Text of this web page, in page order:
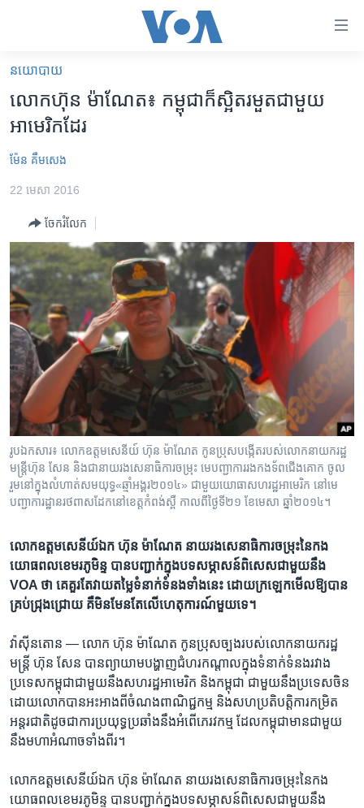
គេហទំព័រ​
ទាក់ទង
និង​
ចូល​
ទំព័រ​
ម្តង
រំលង​
និង​
ចូល​
ទៅ​
ទំព័រ​
រចនា
សម្ព័ន្ធ​
រំលង​
និង​
ទៅ​
កាន់​
ទំព័រ​
រក
អន្តរជាតិ
កម្ពុជាច្នៃប្រតិដ្ឋ
ព្រឹត្តិការណ៍ព័ត៌មាន
ទូរទស្សន៍ / វីដេអូ​
វិទ្យុ / ផតខាសថ៍
កម្មវិធីទាំងអស់
Khmer English
បណ្តាញ​សង្គម
ភាសា
នយោបាយ
លោក​ហ៊ុន ម៉ាណែត៖ កម្ពុជា​ក៏​ស្អិត​រមួត​ជាមួយ​
អាមេរិក​ដែរ
ម៉ែន គឹមសេង
22 មេសា 2016
ចែករំលែក
រូបឯកសារ៖ លោក​ឧត្តមសេនីយ៍ ហ៊ុន ម៉ាណែត ​​កូន​ប្រុស​បង្កើត​របស់​លោក​នាយក​រដ្ឋ​
មន្ត្រី​ហ៊ុន សែន និង​ជា​នាយ​រង​សេនាធិការ​ចម្រុះ ​មេ​បញ្ជាការ​រង​កងទ័ព​ជើង​គោក​ ចូល​
រួម​នៅ​ក្នុង​​លំហាត់​សមយុទ្ធ​«ឆ្មាំ​អង្គរ​២០១៤‍» ជាមួយ​យោធា​សហរដ្ឋ​អាមេរិក នៅ​មេ
បញ្ជាការដ្ឋាន​រថពាស​ដែក​នៅ​ខេត្ត​កំពង់ស្ពឺ កាល​ពី​ថ្ងៃ​ទី​២១ ខែ​មេសា ឆ្នាំ​២០១៤។
លោក​ឧត្តមសេនីយ៍​ឯក ហ៊ុន ម៉ាណែត ​នាយរង​សេនាធិការ​ចម្រុះ​នៃ​កង​
យោធពល​ខេមរភូមិន្ទ បាន​បញ្ជាក់​ក្នុង​បទសម្ភាសន៍​ពិសេស​ជាមួយ​នឹង​
VOA ​ថា​ គេ​គួរ​តែ​វាយ​តម្លៃ​ទំនាក់​ទំនង​ទាំង​នេះ ដោយ​ក្រឡេក​មើល​ឱ្យ​បាន​
គ្រប់​ជ្រុង​ជ្រោយ គឺ​មិន​មែន​តែ​លើ​ហេតុការណ៍​មួយ​ទេ។
វ៉ាស៊ីនតោន — លោក​ ហ៊ុន ម៉ាណែត​ កូន​ប្រុស​ច្បង​របស់​លោក​នាយក​រដ្ឋ​
មន្ត្រី​ ហ៊ុន សែន ​បាន​ព្យាយាម​បង្ហាញ​ជំហរ​កណ្តាល​ក្នុង​ទំនាក់​ទំនង​រវាង​
ប្រទេស​កម្ពុជា​ជាមួយ​នឹង​សហរដ្ឋ​អាមេរិក​ និង​កម្ពុជា ​ជាមួយ​នឹង​ប្រទេស​ចិន ​
ដោយលោក​បាន​អះអាង​ពី​ចំណង​ពាណិជ្ជកម្ម​ និង​សហប្រតិបត្តិ​ការ​កម្រិត​
អន្តរជាតិ​ដូចជា​ការប្រយុទ្ធ​ប្រឆាំង​នឹង​អំពើ​ភេរវកម្ម ដែល​កម្ពុជា​មាន​ជាមួយ​
នឹង​មហា​អំណាច​ទាំង​ពីរ។
លោក​ឧត្តមសេនីយ៍​ឯក ហ៊ុន ម៉ាណែត ​នាយរង​សេនាធិការ​ចម្រុះ​នៃ​កង​
យោធពល​ខេមរភូមិន្ទ បាន​បញ្ជាក់​ក្នុង​បទសម្ភាសន៍​ពិសេស​ជាមួយ​នឹង​